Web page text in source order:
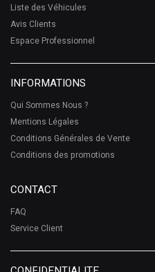
Liste des Véhicules
Avis Clients
Espace Professionnel
INFORMATIONS
Qui Sommes Nous ?
Mentions Légales
Conditions Générales de Vente
Conditions des promotions
CONTACT
FAQ
Service Client